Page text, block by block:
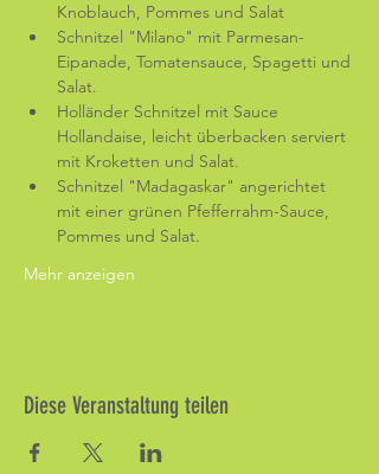
Knoblauch, Pommes und Salat
Schnitzel "Milano" mit Parmesan-
Eipanade, Tomatensauce, Spagetti und
Salat.
Holländer Schnitzel mit Sauce
Hollandaise, leicht überbacken serviert
mit Kroketten und Salat.
Schnitzel "Madagaskar" angerichtet
mit einer grünen Pfefferrahm-Sauce,
Pommes und Salat.
Mehr anzeigen
Diese Veranstaltung teilen